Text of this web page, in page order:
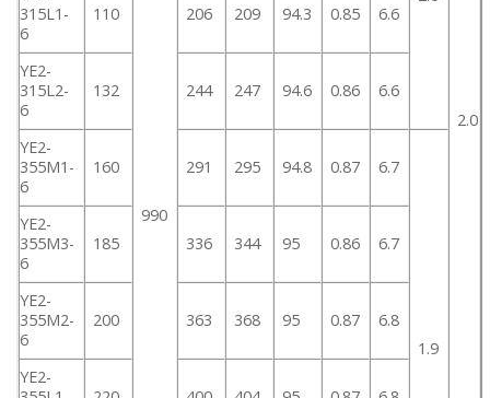
2.0
990
315L1-
6
110 206 209 94.3 0.85 6.6
YE2-
315L2-
6
132 244 247 94.6 0.86 6.6
YE2-
355M1-
6
160 291 295 94.8 0.87 6.7
1.9
YE2-
355M3-
6
185 336 344 95 0.86 6.7
YE2-
355M2-
6
200 363 368 95 0.87 6.8
YE2-